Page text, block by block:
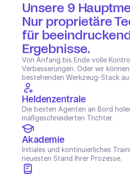
Unsere 9
Nur proprietäre
für
Ergebnisse.
Von Anfang bis Ende volle
Verbesserungen. Oder wir
bestehenden Werkzeug-Stack
Heldenzentrale
Die besten Agenten an Bord
maßgeschneiderten Trichter.
Akademie
Initiales und kontinuierliches
neuesten Stand Ihrer Prozesse.